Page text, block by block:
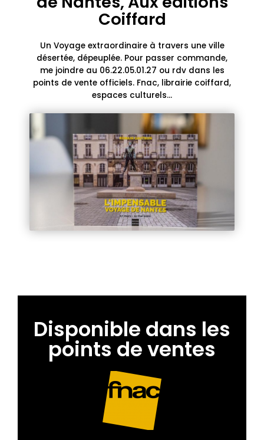
Coiffard
Un Voyage extraordinaire à travers une ville
désertée, dépeuplée. Pour passer commande,
me joindre au 06.22.05.01.27 ou rdv dans les
points de vente officiels. Fnac, librairie coiffard,
espaces culturels...
Disponible dans les
points de ventes